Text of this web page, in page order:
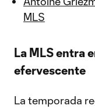
MLS
La MLS entra
efervescente
La temporada